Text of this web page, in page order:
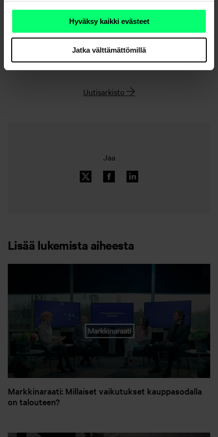
Hyväksy kaikki evästeet
Jatka välttämättömillä
Uutisarkisto
Jaa
Lisää lukemista aiheesta
Markkinaraati: Millaiset vaikutukset kauppasodalla
on talouteen?